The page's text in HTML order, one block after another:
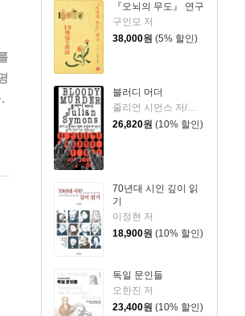
『오뇌의 무도』 연구
구인모 저
38,000원 (5% 할인)
블러디 머더
줄리언 시먼스 저/김명남 역
26,820원 (10% 할인)
70년대 시인 깊이 읽
기
이정현 저
18,900원 (10% 할인)
독일 문인들
오한진 저
23,400원 (10% 할인)